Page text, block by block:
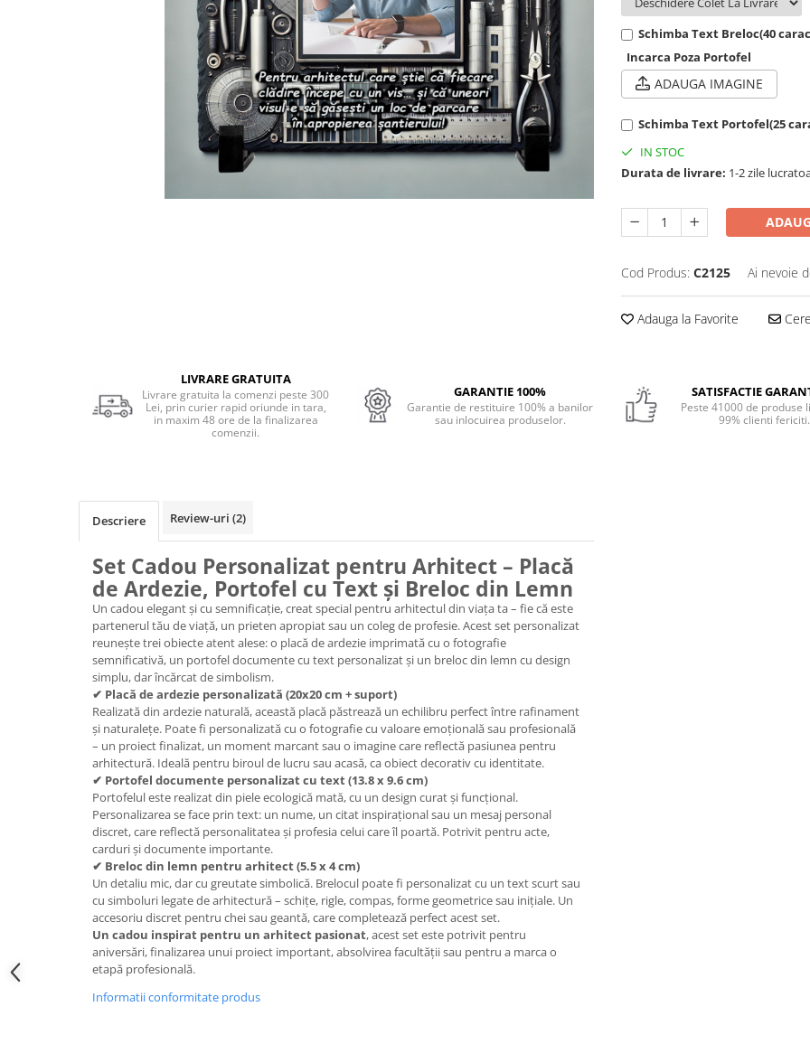
Cadouri Pescar
Cadouri Politisti
Cadouri Stomatologi
Cadouri Tractoristi
Cadouri Vanatori/Padurari
Cadre Didactice
Schimba Text Breloc(40
Incarca Poza Portofel
ADAUGA IMAGINE
Schimba Text Portofel(25
IN STOC
Durata de livrare: 1-2 zile
Cod Produs: C2125 Ai nevoie
Adauga la Favorite
LIVRARE GRATUITA
Livrare gratuita la comenzi peste 300
Lei, prin curier rapid oriunde in tara,
in maxim 48 ore de la finalizarea
comenzii.
GARANTIE 100%
Garantie de restituire 100% a banilor
sau inlocuirea produselor.
SATISFACTIE
Peste 41000 de produse
99% clienti fericiti.
Descriere Review-uri (2)
Set Cadou Personalizat pentru Arhitect – Placă
de Ardezie, Portofel cu Text și Breloc din Lemn
Un cadou elegant și cu semnificație, creat special pentru arhitectul din viața ta – fie că este
partenerul tău de viață, un prieten apropiat sau un coleg de profesie. Acest set personalizat
reunește trei obiecte atent alese: o placă de ardezie imprimată cu o fotografie
semnificativă, un portofel documente cu text personalizat și un breloc din lemn cu design
simplu, dar încărcat de simbolism.
✔ Placă de ardezie personalizată (20x20 cm + suport)
Realizată din ardezie naturală, această placă păstrează un echilibru perfect între rafinament
și naturalețe. Poate fi personalizată cu o fotografie cu valoare emoțională sau profesională
– un proiect finalizat, un moment marcant sau o imagine care reflectă pasiunea pentru
arhitectură. Ideală pentru biroul de lucru sau acasă, ca obiect decorativ cu identitate.
✔ Portofel documente personalizat cu text (13.8 x 9.6 cm)
Portofelul este realizat din piele ecologică mată, cu un design curat și funcțional.
Personalizarea se face prin text: un nume, un citat inspirațional sau un mesaj personal
discret, care reflectă personalitatea și profesia celui care îl poartă. Potrivit pentru acte,
carduri și documente importante.
✔ Breloc din lemn pentru arhitect (5.5 x 4 cm)
Un detaliu mic, dar cu greutate simbolică. Brelocul poate fi personalizat cu un text scurt sau
cu simboluri legate de arhitectură – schițe, rigle, compas, forme geometrice sau inițiale. Un
accesoriu discret pentru chei sau geantă, care completează perfect acest set.
Un cadou inspirat pentru un arhitect pasionat, acest set este potrivit pentru
aniversări, finalizarea unui proiect important, absolvirea facultății sau pentru a marca o
etapă profesională.
Informatii conformitate produs